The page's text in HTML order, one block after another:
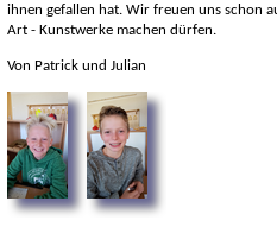
ihnen gefallen hat. Wir freuen uns schon
Art - Kunstwerke machen dürfen.
Von Patrick und Julian